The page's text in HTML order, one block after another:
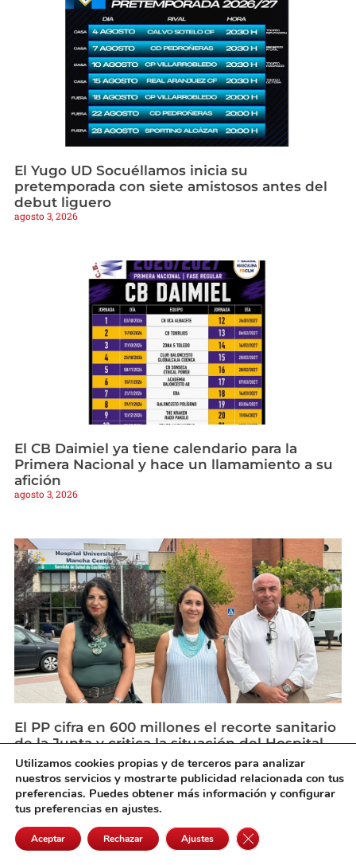
El Yugo UD Socuéllamos inicia su
pretemporada con siete amistosos antes del
debut liguero
agosto 3, 2026
El CB Daimiel ya tiene calendario para la
Primera Nacional y hace un llamamiento a su
afición
agosto 3, 2026
El PP cifra en 600 millones el recorte sanitario
de la Junta y critica la situación del Hospital
Mancha Centro
agosto 3, 2026
Utilizamos cookies propias y de terceros para analizar
nuestros servicios y mostrarte publicidad relacionada con tus
preferencias. Puedes obtener más información y configurar
tus preferencias en ajustes.
Aceptar Rechazar Ajustes Cerrar el banner de